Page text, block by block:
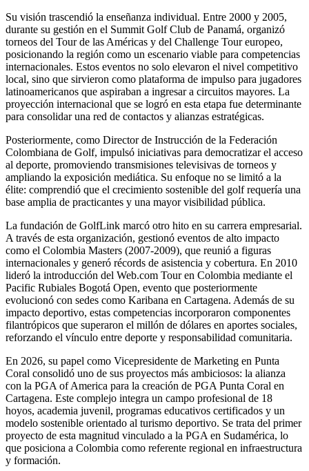
Su visión trascendió la enseñanza individual. Entre 2000 y 2005,
durante su gestión en el Summit Golf Club de Panamá, organizó
torneos del Tour de las Américas y del Challenge Tour europeo,
posicionando la región como un escenario viable para competencias
internacionales. Estos eventos no solo elevaron el nivel competitivo
local, sino que sirvieron como plataforma de impulso para jugadores
latinoamericanos que aspiraban a ingresar a circuitos mayores. La
proyección internacional que se logró en esta etapa fue determinante
para consolidar una red de contactos y alianzas estratégicas.
Posteriormente, como Director de Instrucción de la Federación
Colombiana de Golf, impulsó iniciativas para democratizar el acceso
al deporte, promoviendo transmisiones televisivas de torneos y
ampliando la exposición mediática. Su enfoque no se limitó a la
élite: comprendió que el crecimiento sostenible del golf requería una
base amplia de practicantes y una mayor visibilidad pública.
La fundación de GolfLink marcó otro hito en su carrera empresarial.
A través de esta organización, gestionó eventos de alto impacto
como el Colombia Masters (2007-2009), que reunió a figuras
internacionales y generó récords de asistencia y cobertura. En 2010
lideró la introducción del Web.com Tour en Colombia mediante el
Pacific Rubiales Bogotá Open, evento que posteriormente
evolucionó con sedes como Karibana en Cartagena. Además de su
impacto deportivo, estas competencias incorporaron componentes
filantrópicos que superaron el millón de dólares en aportes sociales,
reforzando el vínculo entre deporte y responsabilidad comunitaria.
En 2026, su papel como Vicepresidente de Marketing en Punta
Coral consolidó uno de sus proyectos más ambiciosos: la alianza
con la PGA of America para la creación de PGA Punta Coral en
Cartagena. Este complejo integra un campo profesional de 18
hoyos, academia juvenil, programas educativos certificados y un
modelo sostenible orientado al turismo deportivo. Se trata del primer
proyecto de esta magnitud vinculado a la PGA en Sudamérica, lo
que posiciona a Colombia como referente regional en infraestructura
y formación.